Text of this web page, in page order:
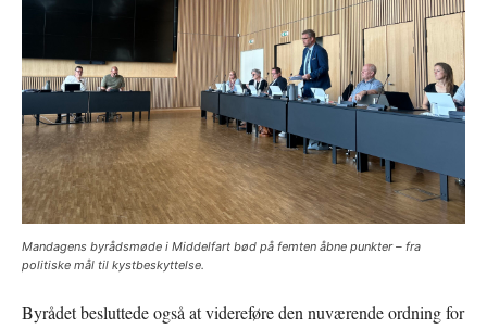
Mandagens byrådsmøde i Middelfart bød på femten åbne punkter – fra
politiske mål til kystbeskyttelse.
Byrådet besluttede også at videreføre den nuværende ordning for